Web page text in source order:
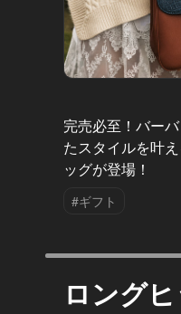
完売必至！バー
たスタイルを叶
ッグが登場！
#ギフト
ロング